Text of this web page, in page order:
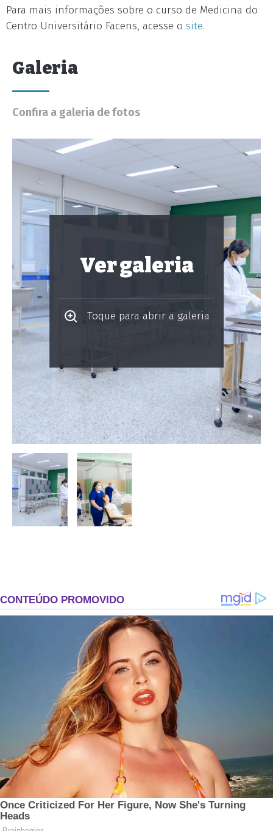
Para mais informações sobre o curso de Medicina do
Centro Universitário Facens, acesse o site.
Galeria
Confira a galeria de fotos
Ver galeria
Toque para abrir a galeria